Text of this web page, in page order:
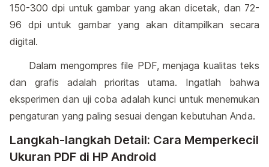
150-300 dpi untuk gambar yang akan dicetak, dan 72-
96 dpi untuk gambar yang akan ditampilkan secara
digital.
Dalam mengompres file PDF, menjaga kualitas teks
dan grafis adalah prioritas utama. Ingatlah bahwa
eksperimen dan uji coba adalah kunci untuk menemukan
pengaturan yang paling sesuai dengan kebutuhan Anda.
Langkah-langkah Detail: Cara Memperkecil
Ukuran PDF di HP Android